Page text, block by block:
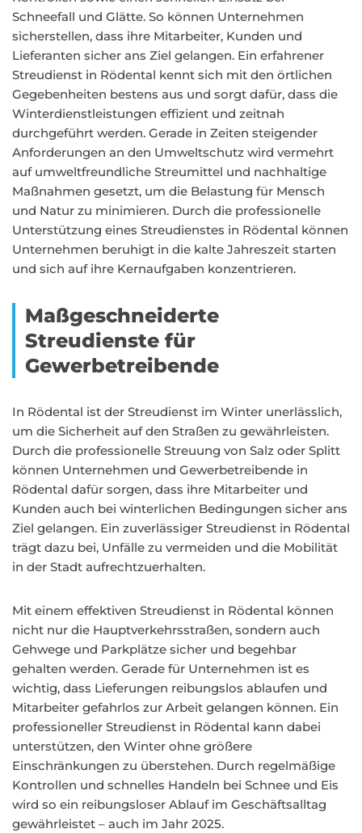
Schneefall und Glätte. So können Unternehmen
sicherstellen, dass ihre Mitarbeiter, Kunden und
Lieferanten sicher ans Ziel gelangen. Ein erfahrener
Streudienst in Rödental kennt sich mit den örtlichen
Gegebenheiten bestens aus und sorgt dafür, dass die
Winterdienstleistungen effizient und zeitnah
durchgeführt werden. Gerade in Zeiten steigender
Anforderungen an den Umweltschutz wird vermehrt
auf umweltfreundliche Streumittel und nachhaltige
Maßnahmen gesetzt, um die Belastung für Mensch
und Natur zu minimieren. Durch die professionelle
Unterstützung eines Streudienstes in Rödental können
Unternehmen beruhigt in die kalte Jahreszeit starten
und sich auf ihre Kernaufgaben konzentrieren.
Maßgeschneiderte
Streudienste für
Gewerbetreibende
In Rödental ist der Streudienst im Winter unerlässlich,
um die Sicherheit auf den Straßen zu gewährleisten.
Durch die professionelle Streuung von Salz oder Splitt
können Unternehmen und Gewerbetreibende in
Rödental dafür sorgen, dass ihre Mitarbeiter und
Kunden auch bei winterlichen Bedingungen sicher ans
Ziel gelangen. Ein zuverlässiger Streudienst in Rödental
trägt dazu bei, Unfälle zu vermeiden und die Mobilität
in der Stadt aufrechtzuerhalten.
Mit einem effektiven Streudienst in Rödental können
nicht nur die Hauptverkehrsstraßen, sondern auch
Gehwege und Parkplätze sicher und begehbar
gehalten werden. Gerade für Unternehmen ist es
wichtig, dass Lieferungen reibungslos ablaufen und
Mitarbeiter gefahrlos zur Arbeit gelangen können. Ein
professioneller Streudienst in Rödental kann dabei
unterstützen, den Winter ohne größere
Einschränkungen zu überstehen. Durch regelmäßige
Kontrollen und schnelles Handeln bei Schnee und Eis
wird so ein reibungsloser Ablauf im Geschäftsalltag
gewährleistet – auch im Jahr 2025.